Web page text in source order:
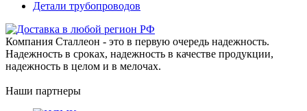
Детали трубопроводов
Компания Сталлеон - это в первую очередь надежность.
Надежность в сроках, надежность в качестве продукции,
надежность в целом и в мелочах.
Наши партнеры